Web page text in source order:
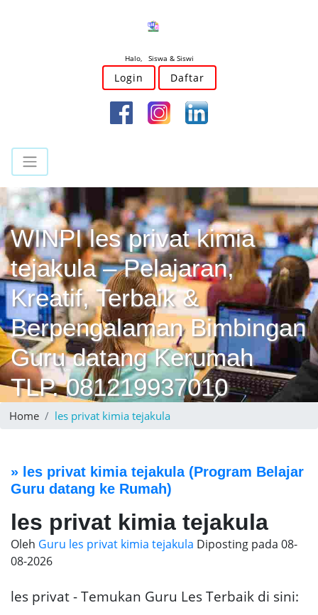
Halo, Siswa & Siswi
Login Daftar
WINPI les privat kimia
tejakula – Pelajaran,
Kreatif, Terbaik &
Berpengalaman Bimbingan
Guru datang Kerumah
TLP. 081219937010
Home les privat kimia tejakula
» les privat kimia tejakula(Program Belajar
Guru datang ke Rumah)
les privat kimia tejakula
Oleh Guru les privat kimia tejakula Diposting pada 08-
08-2026
les privat - Temukan Guru Les Terbaik di sini: